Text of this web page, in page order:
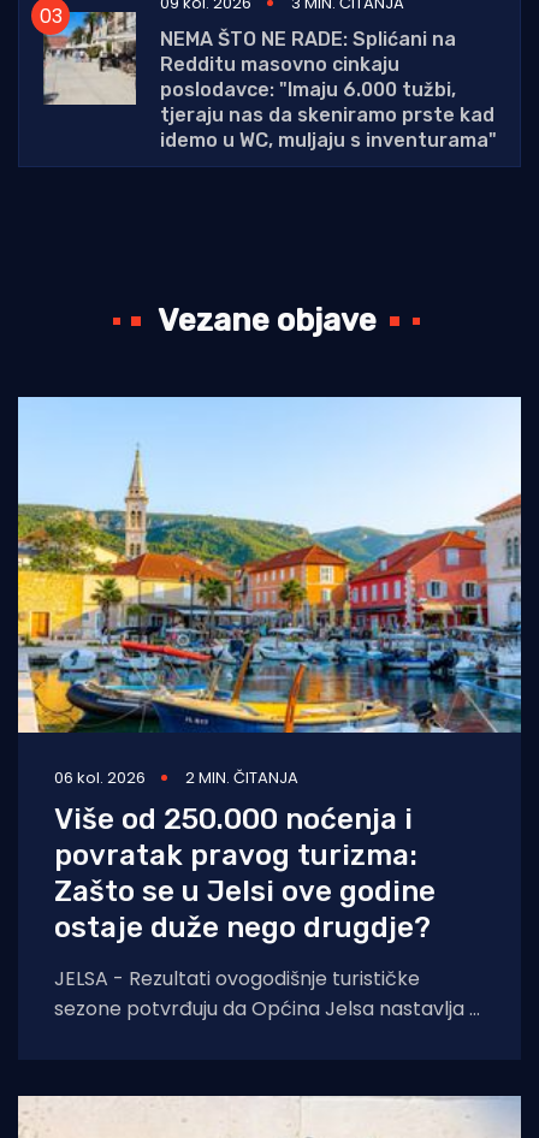
NEMA ŠTO NE RADE: Splićani na
Redditu masovno cinkaju
poslodavce: "Imaju 6.000 tužbi,
tjeraju nas da skeniramo prste kad
idemo u WC, muljaju s inventurama"
Vezane objave
06 kol. 2026 2 MIN. ČITANJA
Više od 250.000 noćenja i
povratak pravog turizma:
Zašto se u Jelsi ove godine
ostaje duže nego drugdje?
JELSA - Rezultati ovogodišnje turističke
sezone potvrđuju da Općina Jelsa nastavlja u